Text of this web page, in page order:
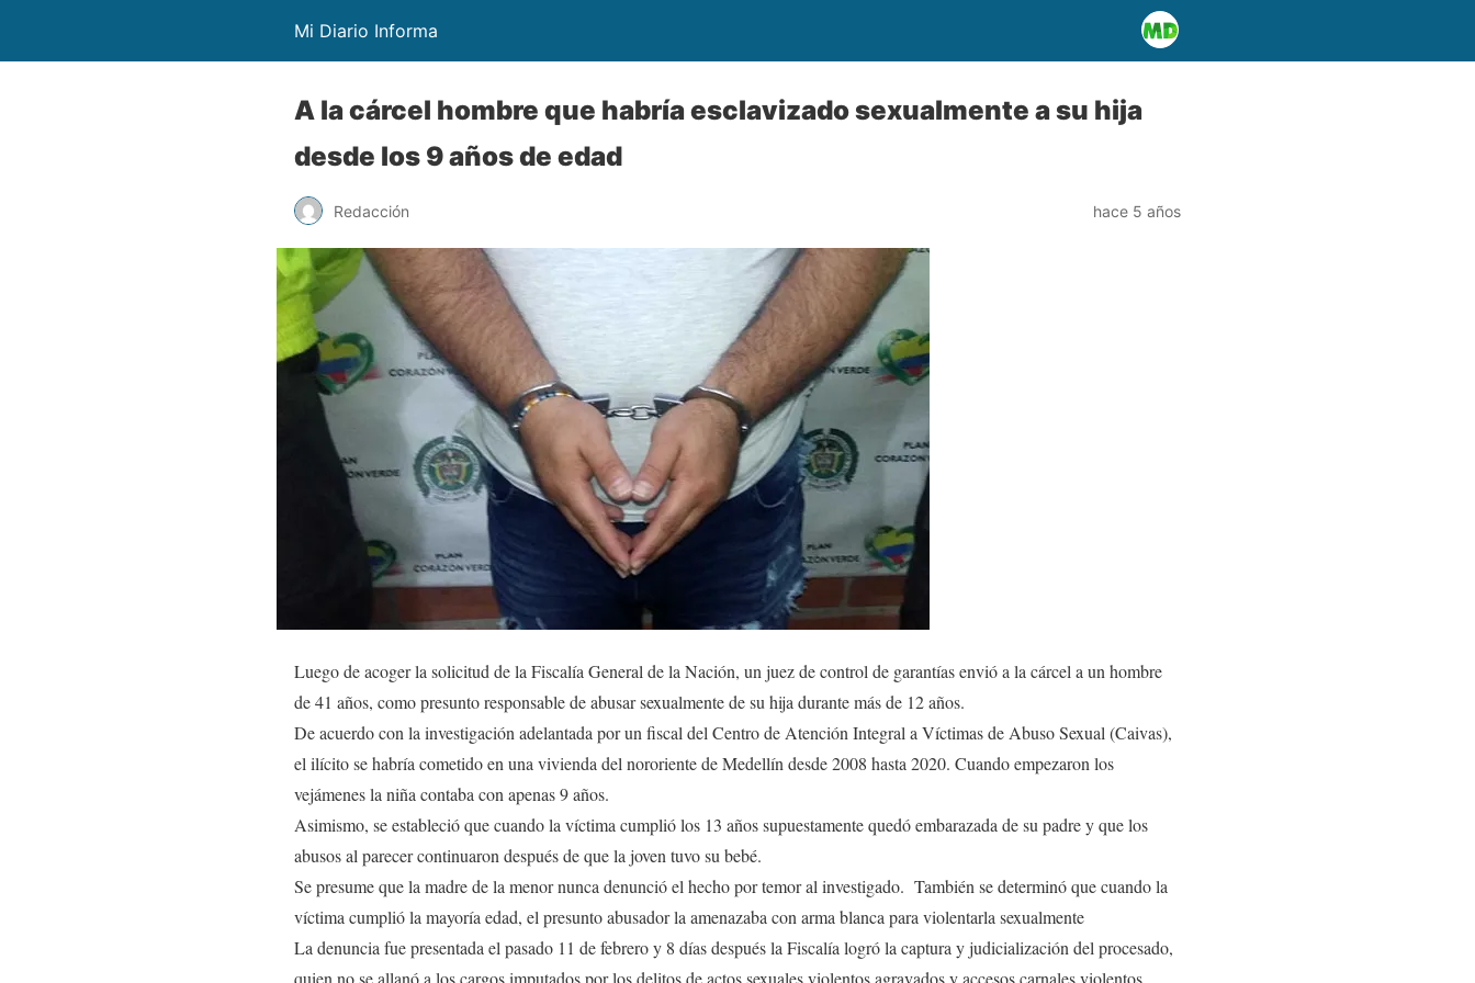
Mi Diario Informa
A la cárcel hombre que habría esclavizado sexualmente a su hija
desde los 9 años de edad
Redacción hace 5 años
Luego de acoger la solicitud de la Fiscalía General de la Nación, un juez de control de garantías envió a la cárcel a un hombre
de 41 años, como presunto responsable de abusar sexualmente de su hija durante más de 12 años.
De acuerdo con la investigación adelantada por un fiscal del Centro de Atención Integral a Víctimas de Abuso Sexual (Caivas),
el ilícito se habría cometido en una vivienda del nororiente de Medellín desde 2008 hasta 2020. Cuando empezaron los
vejámenes la niña contaba con apenas 9 años.
Asimismo, se estableció que cuando la víctima cumplió los 13 años supuestamente quedó embarazada de su padre y que los
abusos al parecer continuaron después de que la joven tuvo su bebé.
Se presume que la madre de la menor nunca denunció el hecho por temor al investigado. También se determinó que cuando la
víctima cumplió la mayoría edad, el presunto abusador la amenazaba con arma blanca para violentarla sexualmente
La denuncia fue presentada el pasado 11 de febrero y 8 días después la Fiscalía logró la captura y judicialización del procesado,
quien no se allanó a los cargos imputados por los delitos de actos sexuales violentos agravados y accesos carnales violentos